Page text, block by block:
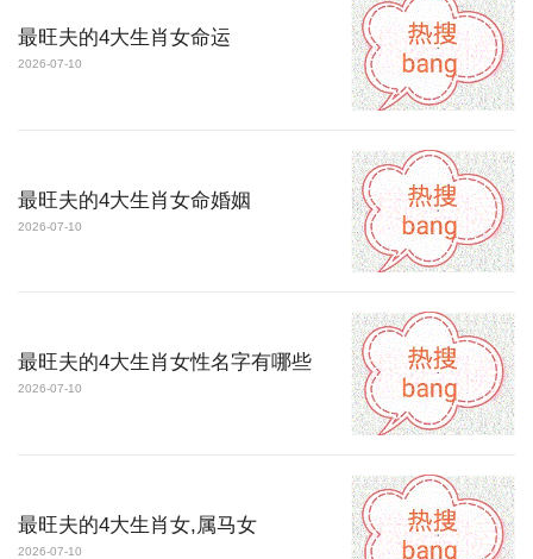
最旺夫的4大生肖女命运
2026-07-10
最旺夫的4大生肖女命婚姻
2026-07-10
最旺夫的4大生肖女性名字有哪些
2026-07-10
最旺夫的4大生肖女,属马女
2026-07-10